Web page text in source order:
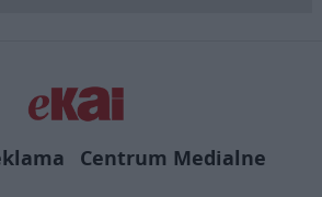
Centrum Medialne